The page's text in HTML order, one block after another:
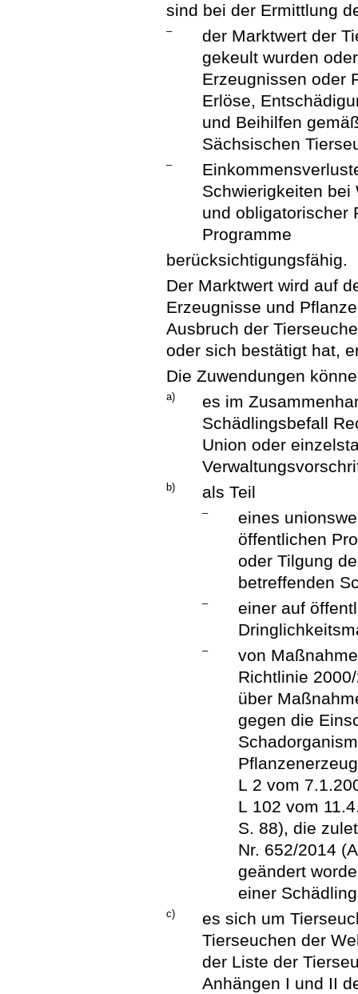
sind bei der Ermittlung
–
der Marktwert der
gekeult wurden
Erzeugnissen oder
Erlöse,
und Beihilfen
Sächsischen
–
Schwierigkeiten bei
und obligatorischer
Programme
berücksichtigungsfähig.
Der Marktwert wird auf
Erzeugnisse und
Ausbruch der
oder sich bestätigt hat,
Die Zuwendungen
a)
es im
Schädlingsbefall
Union oder
b) als Teil
–
eines
öffentlichen
oder Tilgung
betreffenden
–
einer auf
–
von
Richtlinie
über
gegen die
L 2 vom
L 102 vom
S. 88), die
Nr. 652/2014
geändert
einer
c)
es sich um
Tierseuchen der
der Liste der
Anhängen I und II